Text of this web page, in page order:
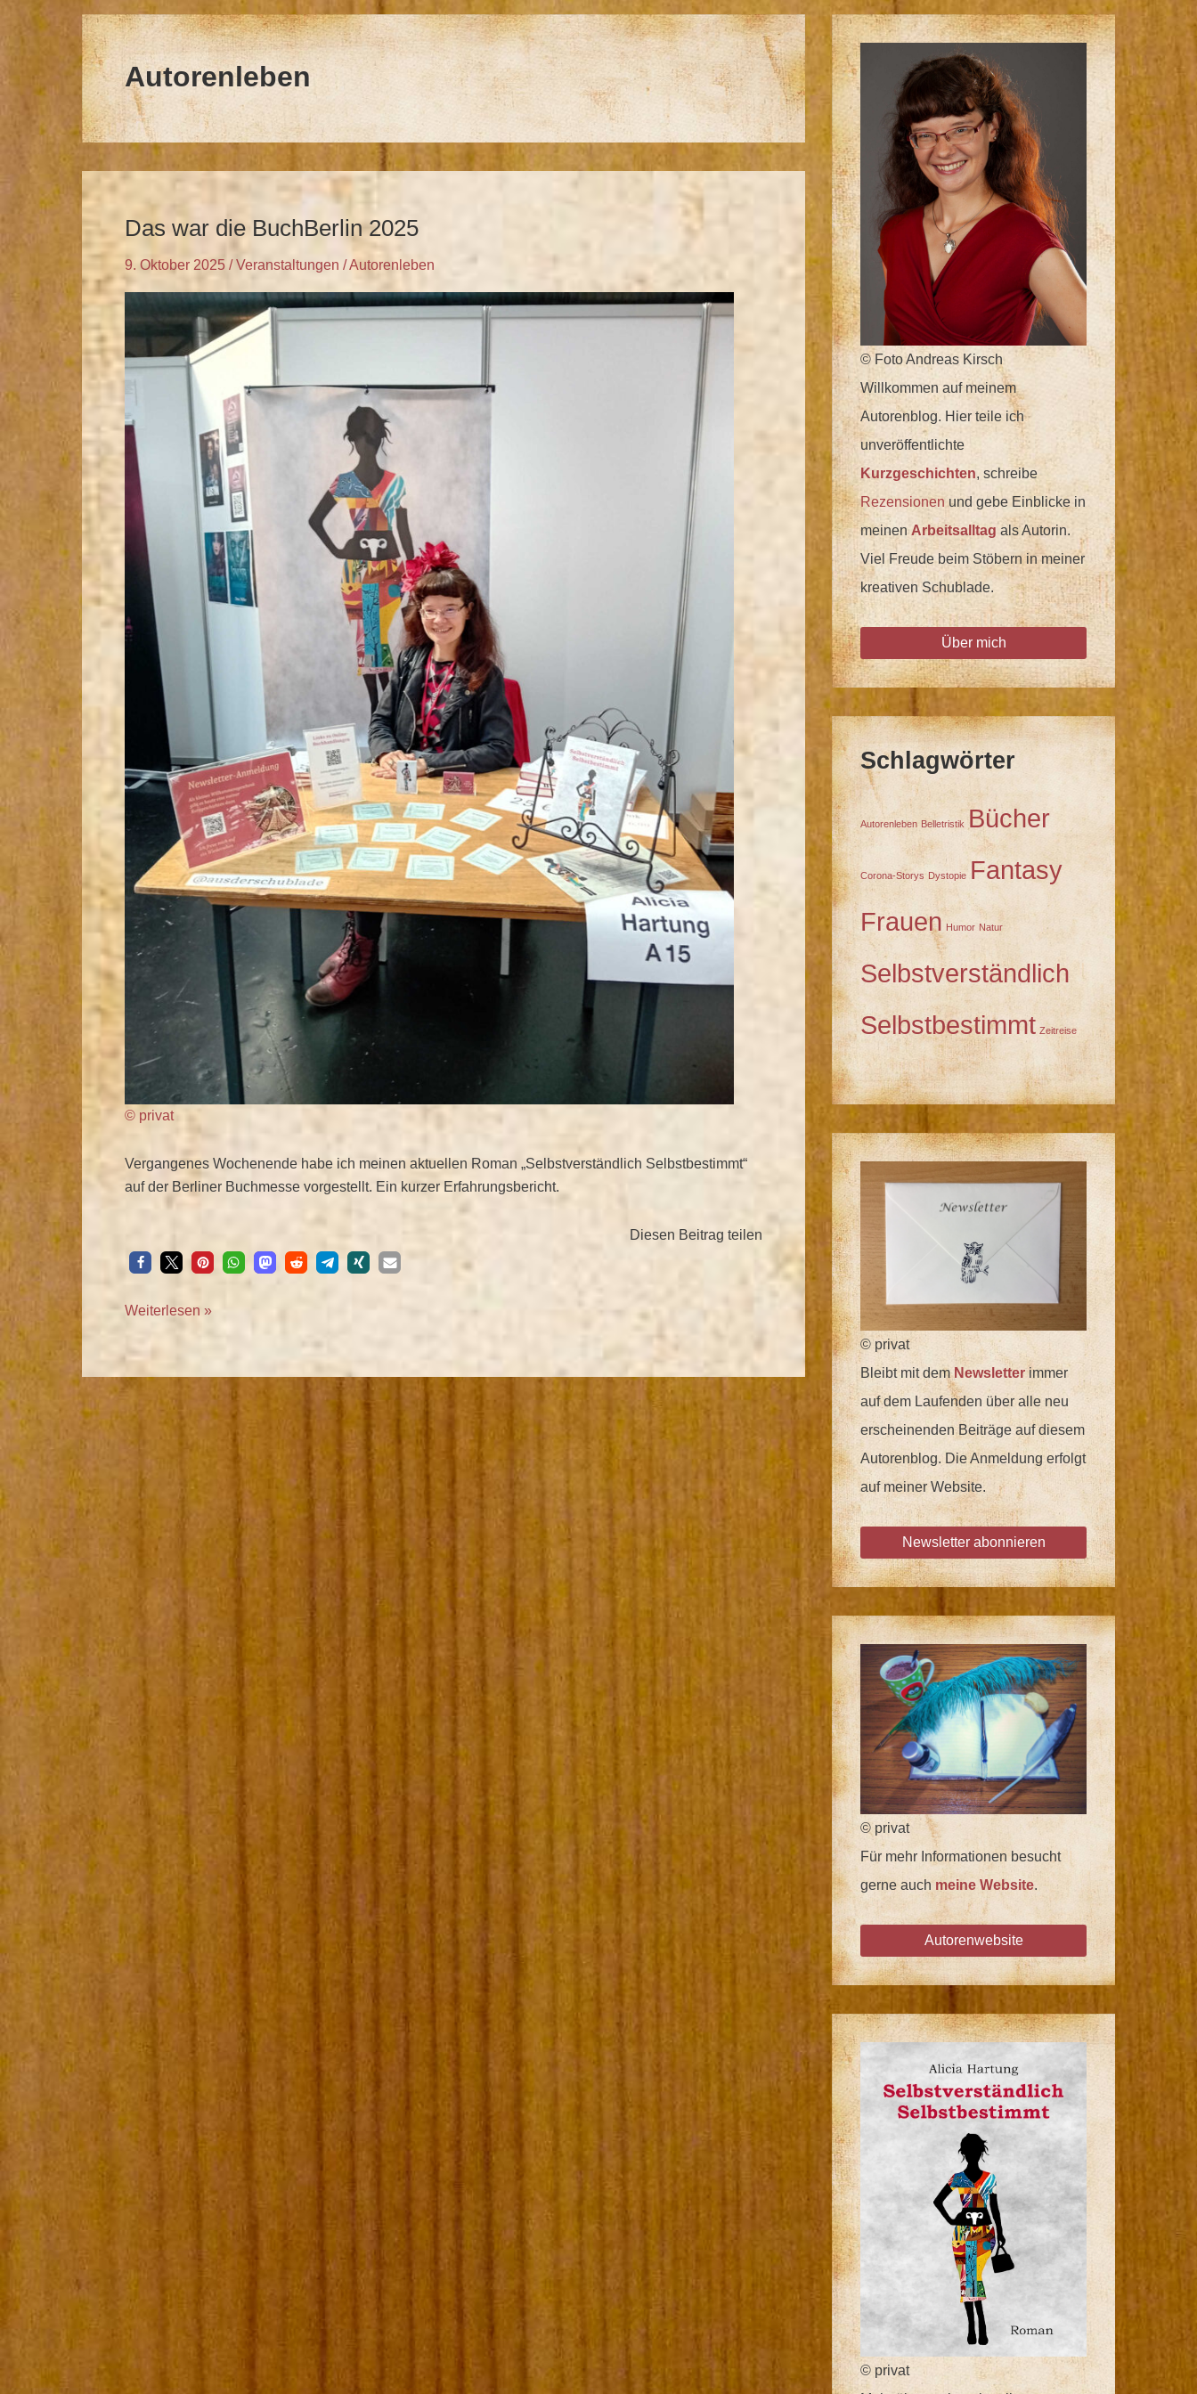
Autorenleben
Das war die BuchBerlin 2025
9. Oktober 2025 /Veranstaltungen /Autorenleben
© privat
Vergangenes Wochenende habe ich meinen aktuellen Roman „Selbstverständlich Selbstbestimmt“
auf der Berliner Buchmesse vorgestellt. Ein kurzer Erfahrungsbericht.
Diesen Beitrag teilen
Das
die
BuchBerlin
2025
Weiterlesen »
© Foto Andreas Kirsch
Willkommen auf meinem
Autorenblog. Hier teile ich
unveröffentlichte
Kurzgeschichten, schreibe
Rezensionen und gebe Einblicke in
meinenArbeitsalltag als Autorin.
Viel Freude beim Stöbern in meiner
kreativen Schublade.
Über mich
Schlagwörter
Autorenleben Belletristik Bücher
Corona-Storys Dystopie Fantasy
Frauen Humor Natur
Selbstverständlich
Selbstbestimmt Zeitreise
© privat
Bleibt mit demNewsletter immer
auf dem Laufenden über alle neu
erscheinenden Beiträge auf diesem
Autorenblog. Die Anmeldung erfolgt
auf meiner Website.
Newsletter abonnieren
© privat
Für mehr Informationen besucht
gerne auch meine Website.
Autorenwebsite
© privat